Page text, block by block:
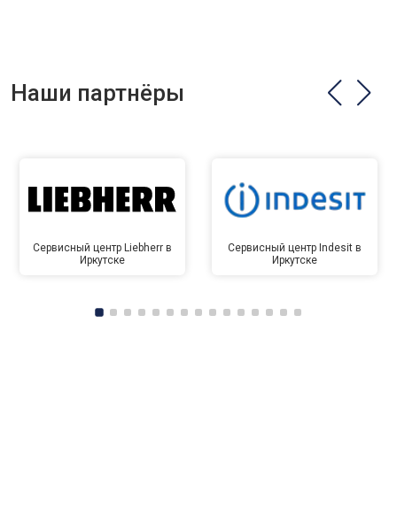
Наши партнёры
Сервисный центр Liebherr в
Иркутске
Сервисный центр Indesit в
Иркутске